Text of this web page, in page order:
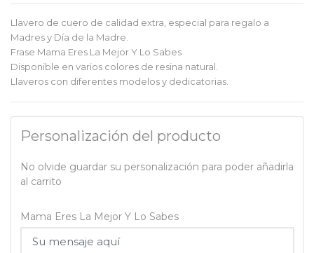
Llavero de cuero de calidad extra, especial para regalo a
Madres y Día de la Madre.
Frase Mama Eres La Mejor Y Lo Sabes
Disponible en varios colores de resina natural.
Llaveros con diferentes modelos y dedicatorias.
Personalización del producto
No olvide guardar su personalización para poder añadirla
al carrito
Mama Eres La Mejor Y Lo Sabes